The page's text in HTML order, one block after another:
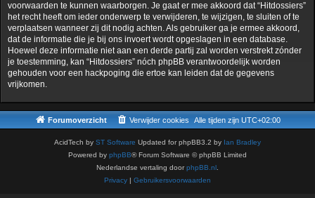
voorwaarden te kunnen waarborgen. Je gaat er mee akkoord dat “Hitdossiers”
het recht heeft om ieder onderwerp te verwijderen, te wijzigen, te sluiten of te
verplaatsen wanneer zij dit nodig achten. Als gebruiker ga je ermee akkoord,
dat de informatie die je bij ons invoert wordt opgeslagen in een database.
Hoewel deze informatie niet aan een derde partij zal worden verstrekt zónder
je toestemming, kan “Hitdossiers” nóch phpBB verantwoordelijk worden
gehouden voor een hackpoging die ertoe kan leiden dat de gegevens
vrijkomen.
Forumoverzicht Alle tijden zijn UTC+02:00
Verwijder cookies
AcidTech by ST Software Updated for phpBB3.2 by Ian Bradley
Powered by phpBB® Forum Software © phpBB Limited
Nederlandse vertaling doorphpBB.nl
Privacy | Gebruikersvoorwaarden